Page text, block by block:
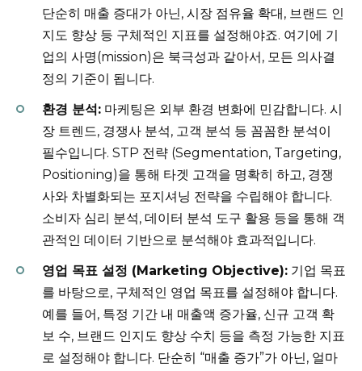
단순히 매출 증대가 아닌, 시장 점유율 확대, 브랜드 인
지도 향상 등 구체적인 지표를 설정해야죠. 여기에 기
업의 사명(mission)은 북극성과 같아서, 모든 의사결
정의 기준이 됩니다.
환경 분석: 마케팅은 외부 환경 변화에 민감합니다. 시
장 트렌드, 경쟁사 분석, 고객 분석 등 꼼꼼한 분석이
필수입니다. STP 전략 (Segmentation, Targeting,
Positioning)을 통해 타겟 고객을 명확히 하고, 경쟁
사와 차별화되는 포지셔닝 전략을 수립해야 합니다.
소비자 심리 분석, 데이터 분석 도구 활용 등을 통해 객
관적인 데이터 기반으로 분석해야 효과적입니다.
영업 목표 설정 (Marketing Objective): 기업 목표
를 바탕으로, 구체적인 영업 목표를 설정해야 합니다.
예를 들어, 특정 기간 내 매출액 증가율, 신규 고객 확
보 수, 브랜드 인지도 향상 수치 등을 측정 가능한 지표
로 설정해야 합니다. 단순히 “매출 증가”가 아닌, 얼마